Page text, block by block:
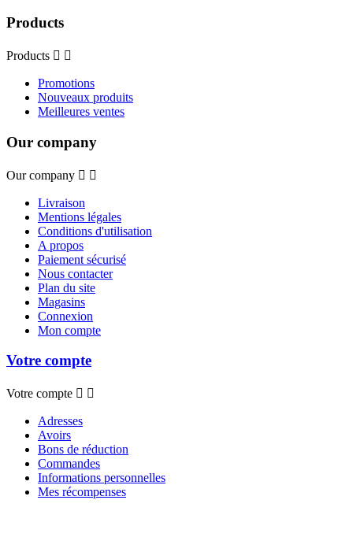
Products
Products  
Promotions
Nouveaux produits
Meilleures ventes
Our company
Our company  
Livraison
Mentions légales
Conditions d'utilisation
A propos
Paiement sécurisé
Nous contacter
Plan du site
Magasins
Connexion
Mon compte
Votre compte
Votre compte  
Adresses
Avoirs
Bons de réduction
Commandes
Informations personnelles
Mes récompenses